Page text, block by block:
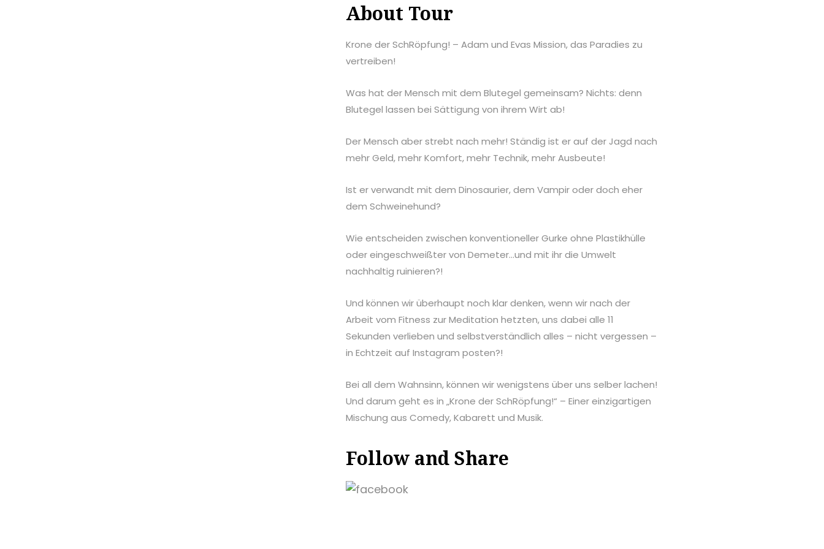
About Tour
Krone der SchRöpfung! – Adam und Evas Mission, das Paradies zu
vertreiben!
Was hat der Mensch mit dem Blutegel gemeinsam? Nichts: denn
Blutegel lassen bei Sättigung von ihrem Wirt ab!
Der Mensch aber strebt nach mehr! Ständig ist er auf der Jagd nach
mehr Geld, mehr Komfort, mehr Technik, mehr Ausbeute!
Ist er verwandt mit dem Dinosaurier, dem Vampir oder doch eher
dem Schweinehund?
Wie entscheiden zwischen konventioneller Gurke ohne Plastikhülle
oder eingeschweißter von Demeter…und mit ihr die Umwelt
nachhaltig ruinieren?!
Und können wir überhaupt noch klar denken, wenn wir nach der
Arbeit vom Fitness zur Meditation hetzten, uns dabei alle 11
Sekunden verlieben und selbstverständlich alles – nicht vergessen –
in Echtzeit auf Instagram posten?!
Bei all dem Wahnsinn, können wir wenigstens über uns selber lachen!
Und darum geht es in „Krone der SchRöpfung!“ – Einer einzigartigen
Mischung aus Comedy, Kabarett und Musik.
Follow and Share